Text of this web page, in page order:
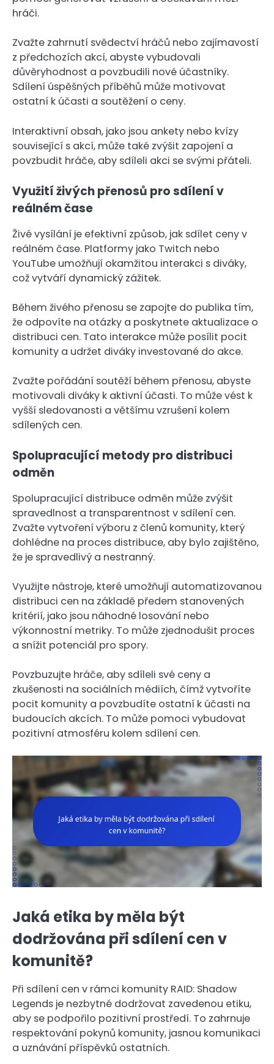
hráči.
Zvažte zahrnutí svědectví hráčů nebo zajímavostí
z předchozích akcí, abyste vybudovali
důvěryhodnost a povzbudili nové účastníky.
Sdílení úspěšných příběhů může motivovat
ostatní k účasti a soutěžení o ceny.
Interaktivní obsah, jako jsou ankety nebo kvízy
související s akcí, může také zvýšit zapojení a
povzbudit hráče, aby sdíleli akci se svými přáteli.
Využití živých přenosů pro sdílení v
reálném čase
Živé vysílání je efektivní způsob, jak sdílet ceny v
reálném čase. Platformy jako Twitch nebo
YouTube umožňují okamžitou interakci s diváky,
což vytváří dynamický zážitek.
Během živého přenosu se zapojte do publika tím,
že odpovíte na otázky a poskytnete aktualizace o
distribuci cen. Tato interakce může posílit pocit
komunity a udržet diváky investované do akce.
Zvažte pořádání soutěží během přenosu, abyste
motivovali diváky k aktivní účasti. To může vést k
vyšší sledovanosti a většímu vzrušení kolem
sdílených cen.
Spolupracující metody pro distribuci
odměn
Spolupracující distribuce odměn může zvýšit
spravedlnost a transparentnost v sdílení cen.
Zvažte vytvoření výboru z členů komunity, který
dohlédne na proces distribuce, aby bylo zajištěno,
že je spravedlivý a nestranný.
Využijte nástroje, které umožňují automatizovanou
distribuci cen na základě předem stanovených
kritérií, jako jsou náhodné losování nebo
výkonnostní metriky. To může zjednodušit proces
a snížit potenciál pro spory.
Povzbuzujte hráče, aby sdíleli své ceny a
zkušenosti na sociálních médiích, čímž vytvoříte
pocit komunity a povzbudíte ostatní k účasti na
budoucích akcích. To může pomoci vybudovat
pozitivní atmosféru kolem sdílení cen.
Jaká etika by měla být
dodržována při sdílení cen v
komunitě?
Při sdílení cen v rámci komunity RAID: Shadow
Legends je nezbytné dodržovat zavedenou etiku,
aby se podpořilo pozitivní prostředí. To zahrnuje
respektování pokynů komunity, jasnou komunikaci
a uznávání příspěvků ostatních.